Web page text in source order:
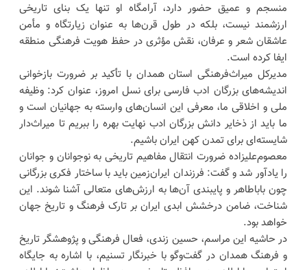
منسجم و عمیق حضور دارد، آرامگاه او تنها یک بنای تاریخی
ارزشمند نیست، بلکه در طول قرن‌ها به عنوان زیارتگاه و مأمن
عاشقان شعر و عرفان، نقش مؤثری در حفظ هویت فرهنگی منطقه
ایفا کرده است.
مدیرکل میراث‌فرهنگی استان همدان با تأکید بر ضرورت بازخوانی
اندیشه‌های بزرگان ادب فارسی برای نسل امروز، عنوان کرد: وظیفه
ملی و اخلاقی ما، معرفی این انسان‌های وارسته به جهانیان است و
ما باید از ذخایر دانش بزرگان ادب نهایت بهره را ببریم تا میراث‌دار
شایسته‌ای برای تمدن کهن ایران باشیم.
معصوم‌علیزاده ضرورت انتقال مفاهیم تاریخی به نوجوانان و جوانان
را یادآور شد و گفت: فرزندان ایران‌زمین باید با ساختار فکری بزرگانی
چون باباطاهر و پایبندی آن‌ها به ارزش‌های متعالی آشنا شوند. این
شناخت، ضامن درخشش ابدی ایران بر تارک فرهنگ و تاریخ جهان
خواهد بود.
در حاشیه این مراسم، حسین زندی، فعال فرهنگی و پژوهشگر تاریخ
و فرهنگ همدان در گفت‌وگو با خبرنگار تسنیم، با اشاره به جایگاه